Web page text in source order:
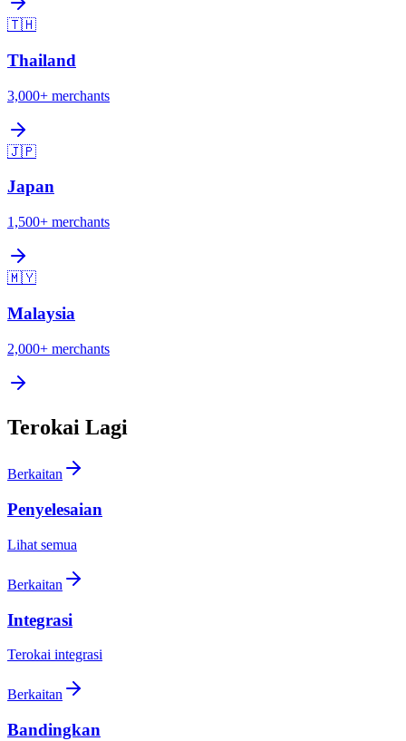
🇹🇭
Thailand
3,000+ merchants
🇯🇵
Japan
1,500+ merchants
🇲🇾
Malaysia
2,000+ merchants
Terokai Lagi
Berkaitan
Penyelesaian
Lihat semua
Berkaitan
Integrasi
Terokai integrasi
Berkaitan
Bandingkan